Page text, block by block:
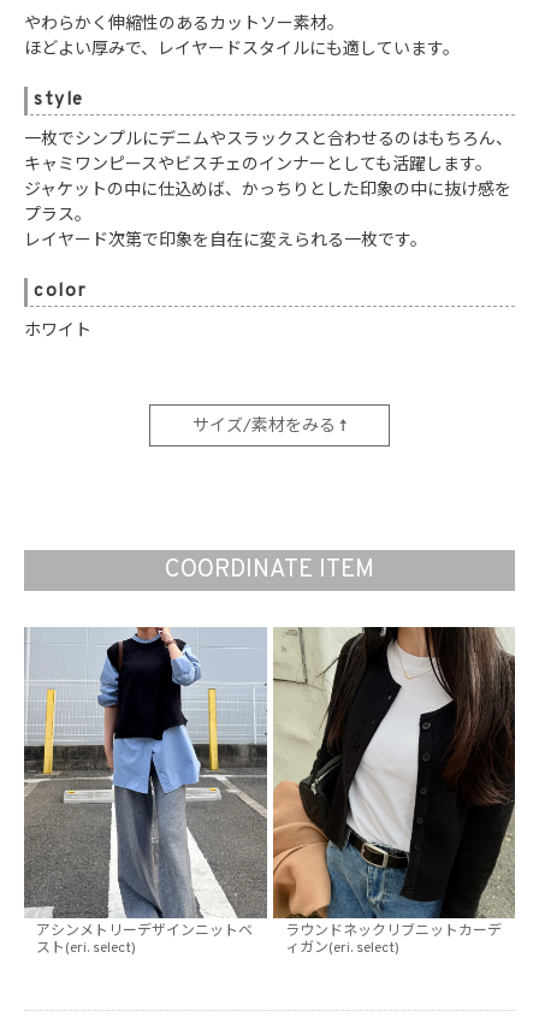
やわらかく伸縮性のあるカットソー素材。
ほどよい厚みで、レイヤードスタイルにも適しています。
style
一枚でシンプルにデニムやスラックスと合わせるのはもちろん、
キャミワンピースやビスチェのインナーとしても活躍します。
ジャケットの中に仕込めば、かっちりとした印象の中に抜け感を
プラス。
レイヤード次第で印象を自在に変えられる一枚です。
color
ホワイト
サイズ/素材をみる ↑
COORDINATE ITEM
アシンメトリーデザインニットベ
スト(eri. select)
ラウンドネックリブニットカーデ
ィガン(eri. select)